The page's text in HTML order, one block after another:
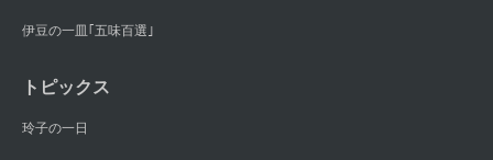
伊豆の一皿｢五味百選｣
トピックス
玲子の一日